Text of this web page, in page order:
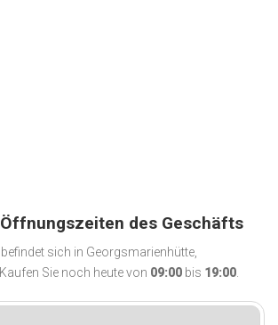
des Geschäfts
sich in Georgsmarienhütte,
Sie noch heute von 09:00 bis 19:00.